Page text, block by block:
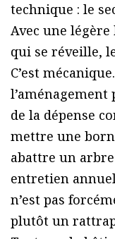
technique : le
Avec une
qui se réveille,
C’est
l’aménagement
de la dépense
mettre une
abattre un
entretien
n’est pas
plutôt un